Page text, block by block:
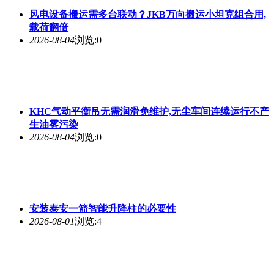
风电设备搬运需多台联动？JKB万向搬运小坦克组合用,
载荷翻倍
2026-08-04浏览:0
KHC气动平衡吊无需润滑免维护,无尘车间连续运行不产
生油雾污染
2026-08-04浏览:0
安装泰安一箭智能升降柱的必要性
2026-08-01浏览:4